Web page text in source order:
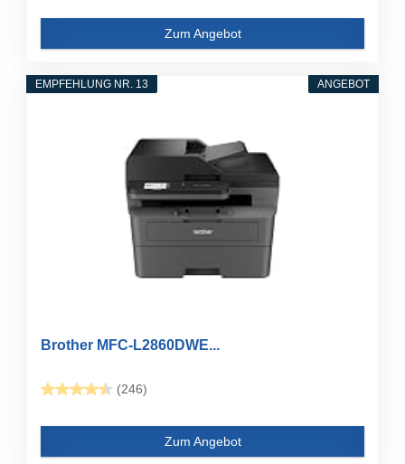
Zum Angebot
ANGEBOT
EMPFEHLUNG NR. 13
Brother MFC-L2860DWE...
(246)
Zum Angebot